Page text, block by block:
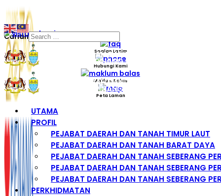
Carian
Soalan Lazim
Hubungi Kami
Maklum Balas
Peta Laman
UTAMA
PROFIL
PEJABAT DAERAH DAN TANAH TIMUR LAUT
PEJABAT DAERAH DAN TANAH BARAT DAYA
PEJABAT DAERAH DAN TANAH SEBERANG
PEJABAT DAERAH DAN TANAH SEBERANG
PEJABAT DAERAH DAN TANAH SEBERANG
PERKHIDMATAN